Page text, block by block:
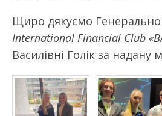
Щиро дякуємо
International Financial Club
Василівні Голік за надану